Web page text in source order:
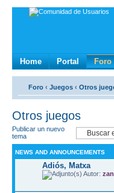
Home Portal Foro
Foro ‹ Juegos ‹ Otros
Otros juegos
Publicar un nuevo
tema
NEWS AND ANNOUNCEMENTS
Adiós, Matxa
Autor: